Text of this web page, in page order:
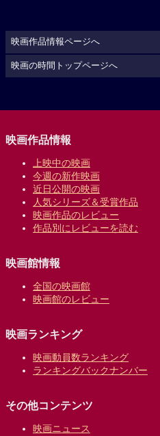
映画作品情報ページへ
映画の時間トップページへ
映画作品情報
上映中の映画
今週の新作映画
近日公開の映画
人気シリーズ＆受賞作品
映画作品のレビュー
作品別にレビューを読む
映画館情報
全国の映画館
映画館のレビュー
映画ランキング
映画動員数ランキング
ランキングバックナンバー
その他コンテンツ
映画ニュース